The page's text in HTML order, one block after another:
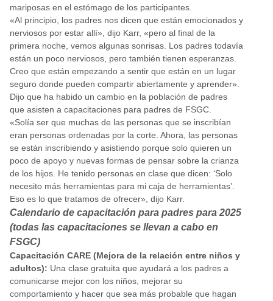
mariposas en el estómago de los participantes.
«Al principio, los padres nos dicen que están emocionados y
nerviosos por estar allí», dijo Karr, «pero al final de la
primera noche, vemos algunas sonrisas. Los padres todavía
están un poco nerviosos, pero también tienen esperanzas.
Creo que están empezando a sentir que están en un lugar
seguro donde pueden compartir abiertamente y aprender».
Dijo que ha habido un cambio en la población de padres
que asisten a capacitaciones para padres de FSGC.
«Solía ser que muchas de las personas que se inscribían
eran personas ordenadas por la corte. Ahora, las personas
se están inscribiendo y asistiendo porque solo quieren un
poco de apoyo y nuevas formas de pensar sobre la crianza
de los hijos. He tenido personas en clase que dicen: ‘Solo
necesito más herramientas para mi caja de herramientas’.
Eso es lo que tratamos de ofrecer», dijo Karr.
Calendario de capacitación para padres para 2025
(todas las capacitaciones se llevan a cabo en
FSGC)
Capacitación CARE (Mejora de la relación entre niños y
adultos): Una clase gratuita que ayudará a los padres a
comunicarse mejor con los niños, mejorar su
comportamiento y hacer que sea más probable que hagan